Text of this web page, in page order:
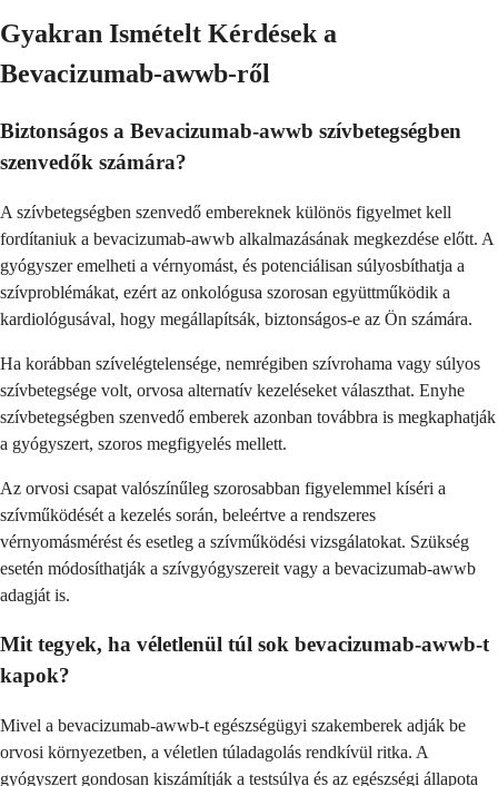
Gyakran Ismételt Kérdések a
Bevacizumab-awwb-ről
Biztonságos a Bevacizumab-awwb szívbetegségben
szenvedők számára?
A szívbetegségben szenvedő embereknek különös figyelmet kell
fordítaniuk a bevacizumab-awwb alkalmazásának megkezdése előtt. A
gyógyszer emelheti a vérnyomást, és potenciálisan súlyosbíthatja a
szívproblémákat, ezért az onkológusa szorosan együttműködik a
kardiológusával, hogy megállapítsák, biztonságos-e az Ön számára.
Ha korábban szívelégtelensége, nemrégiben szívrohama vagy súlyos
szívbetegsége volt, orvosa alternatív kezeléseket választhat. Enyhe
szívbetegségben szenvedő emberek azonban továbbra is megkaphatják
a gyógyszert, szoros megfigyelés mellett.
Az orvosi csapat valószínűleg szorosabban figyelemmel kíséri a
szívműködését a kezelés során, beleértve a rendszeres
vérnyomásmérést és esetleg a szívműködési vizsgálatokat. Szükség
esetén módosíthatják a szívgyógyszereit vagy a bevacizumab-awwb
adagját is.
Mit tegyek, ha véletlenül túl sok bevacizumab-awwb-t
kapok?
Mivel a bevacizumab-awwb-t egészségügyi szakemberek adják be
orvosi környezetben, a véletlen túladagolás rendkívül ritka. A
gyógyszert gondosan kiszámítják a testsúlya és az egészségi állapota